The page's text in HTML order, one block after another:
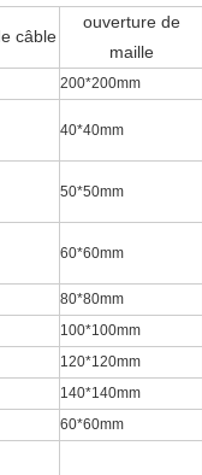
câble
ouverture de
maille
200*200mm
40*40mm
50*50mm
60*60mm
80*80mm
100*100mm
120*120mm
140*140mm
60*60mm